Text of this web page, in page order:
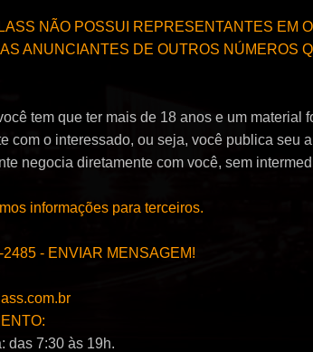
NÃO POSSUI REPRESENTANTES EM
ANUNCIANTES DE OUTROS NÚMEROS
tem que ter mais de 18 anos e um material
com o interessado, ou seja, você publica seu
negocia diretamente com você, sem
informações para terceiros.
2485 - ENVIAR MENSAGEM!
das 7:30 às 19h.